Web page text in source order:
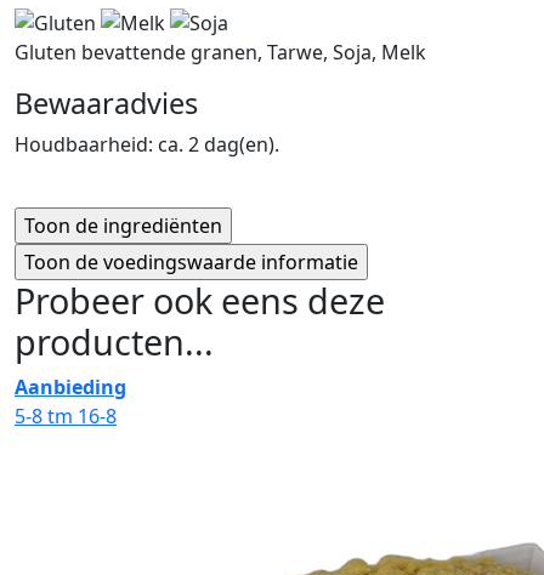
Gluten bevattende granen, Tarwe, Soja, Melk
Bewaaradvies
Houdbaarheid: ca. 2 dag(en).
Probeer ook eens deze
producten...
Aanbieding
5-8 tm 16-8